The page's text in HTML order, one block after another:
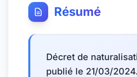
Résumé
Décret de
publié le 21/03/2024.